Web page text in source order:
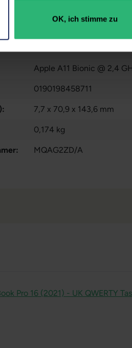
OK, ich stimme zu
Apple A11 Bionic @ 2,4
0190198458711
7,7 x 70,9 x 143,6 mm
0,174 kg
MQAG2ZD/A